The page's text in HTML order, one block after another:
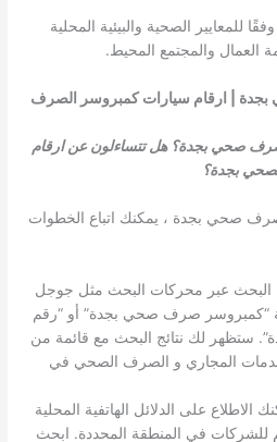
للمعايير الصحية والبيئية المحلية
العمال والمجتمع المحيط.
| ارقام سيارات كمبروسر الصرف
صحي بجدة؟ هل تتساءلون عن ارقام
بجدة؟
صحي بجدة ، يمكنك اتباع الخطوات
البحث عبر محركات البحث مثل جوجل
“كمبروسر صرف صحي بجدة” أو “رقم
لك نتائج البحث مع قائمة من
المجاري و الصرف الصحي في
الاطلاع على الدلائل الهاتفية المحلية
للشركات في المنطقة المحددة. ابحث